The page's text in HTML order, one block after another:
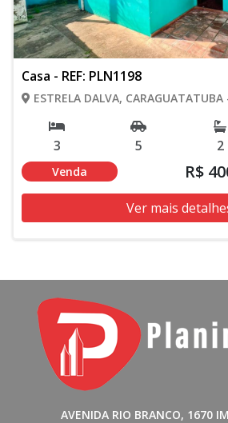
Casa - REF: PLN1198
ESTRELA DALVA, CARAGUATATUBA
3 5 2
Venda R$
Ver mais
AVENIDA RIO BRANCO, 1670